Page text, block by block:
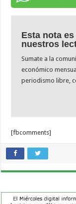
Esta nota
nuestros
Sumate a la
económico
periodismo libre,
[fbcomments]